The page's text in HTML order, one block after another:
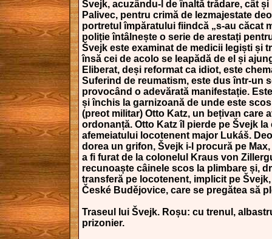
Švejk, acuzându-l de înaltă trădare, cât
Palivec, pentru crimă de lezmajestate
portretul împăratului fiindcă „s-au căcat
poliție întâlnește o serie de arestați
Švejk este examinat de medicii legiști și
însă cei de acolo se leapădă de el și
Eliberat, deși reformat ca idiot, este
Suferind de reumatism, este dus într-un
provocând o adevărată manifestație.
și închis la garnizoană de unde este
(preot militar) Otto Katz, un bețivan care
ordonanță. Otto Katz îl pierde pe Švejk la
afemeiatului locotenent major Lukáš.
dorea un grifon, Švejk i-l procură pe
a fi furat de la colonelul Kraus von
recunoaște câinele scos la plimbare și,
transferă pe locotenent, implicit pe
České Budějovice, care se pregătea să
Traseul lui Švejk. Roșu: cu trenul,
prizonier.